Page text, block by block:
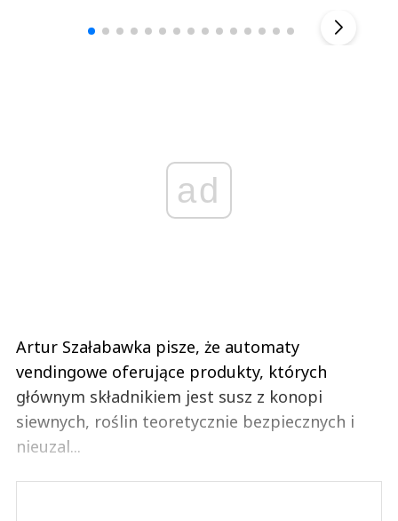
ad
Artur Szałabawka pisze, że automaty
vendingowe oferujące produkty, których
głównym składnikiem jest susz z konopi
siewnych, roślin teoretycznie bezpiecznych i
nieuzal...